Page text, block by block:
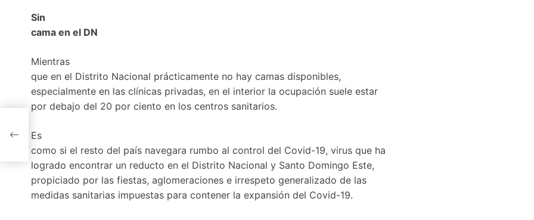
Sin
cama en el DN
Mientras
que en el Distrito Nacional prácticamente no hay camas disponibles,
especialmente en las clínicas privadas, en el interior la ocupación suele estar
por debajo del 20 por ciento en los centros sanitarios.
Es
como si el resto del país navegara rumbo al control del Covid-19, virus que ha
logrado encontrar un reducto en el Distrito Nacional y Santo Domingo Este,
propiciado por las fiestas, aglomeraciones e irrespeto generalizado de las
medidas sanitarias impuestas para contener la expansión del Covid-19.